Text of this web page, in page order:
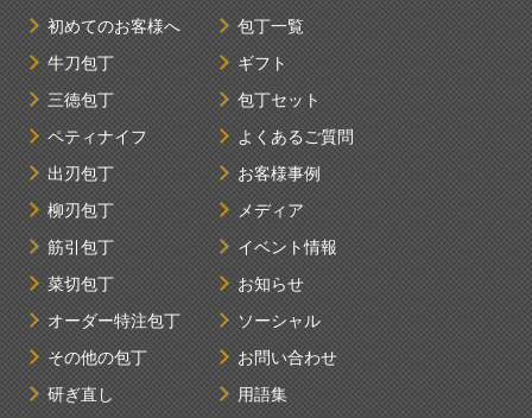
初めてのお客様へ
牛刀包丁
三徳包丁
ペティナイフ
出刃包丁
柳刃包丁
筋引包丁
菜切包丁
オーダー特注包丁
その他の包丁
研ぎ直し
包丁一覧
ギフト
包丁セット
よくあるご質問
お客様事例
メディア
イベント情報
お知らせ
ソーシャル
お問い合わせ
用語集